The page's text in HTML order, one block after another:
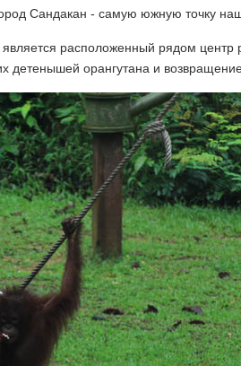
Сандакан - самую южную точку
расположенный рядом центр
детенышей орангутана и